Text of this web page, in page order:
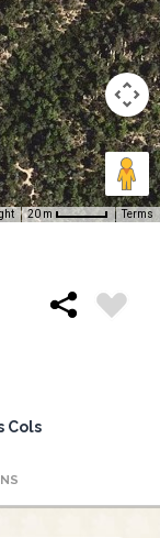
20 m Terms
Cols